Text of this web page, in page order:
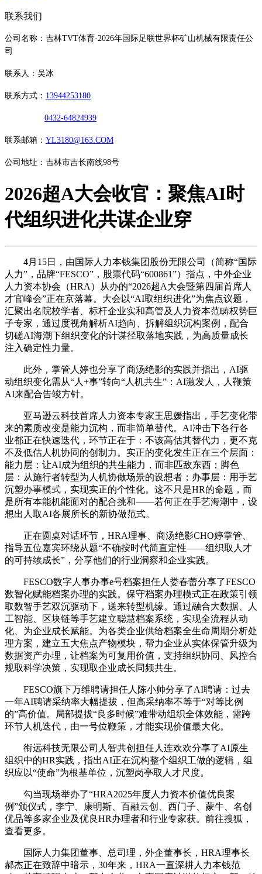
联系我们
公司名称：吉林TVT体育·2026年国际足联世界杯矿山机械有限责任公
司
联系人：吴冰
联系方式： 13944253180
0432-64824939
联系邮箱： YL3180@163.COM
公司地址：吉林市吉长南线98号
2026超A大会收官：聚焦AI时
代组织进化共谋企业穿
4月15日，由国际人力本钱集团股份无限公司（简称“国际
人力”，品牌“FESCO”，股票代码“600861”）指点，中外企业
人力资本协会（HRA）从办的“2026超A大会暨第四届首席人
才官峰会”正在京落幕。大会以“AI取组织进化”为焦点议题，
汇聚出名院校学者、标杆企业实和高管及人力资本范畴权势巨
子专家，通过度视角解析AI趋向、拆解组织沉构案例，配合
切磋AI海潮下组织变化的计谋径取落地实践，为高质量成长
注入确定性力量。
此外，掌管人婷也分享了商汤绝影的实践并指出，AI驱
动组织变化需从“人+事”转向“人机共生”：AI激发人，人鞭策
AI来配合告竣方针。
亚马逊云科技首席人力资本专家王思媛指出，手艺变化带
来的素质改变是能力沉构，而非简单替代。AI冲击下各行各
业都正在快速迭代，环节正在于：不该高估其替代力，更不克
不及低估人机协同的创制力。实正的变化发生正在三个层面：
能力层：让AI成为组织的共生能力，而非匹敌东西；脚色
层：从施行者转型为人机协做场景的设想者；办事层：用手艺
沉塑办事模式，实现实正的个性化。这不只是HR的命题，而
是所有本能机能面对的配合挑和——若何正在手艺海潮中，设
想出人取AI各展所长的新协做范式。
正在圆桌对话环节，HRA理事、商汤绝影CHO婷掌管、
指导五位嘉宾环绕从题“不确按时代简直定性——组织取人才
的可持续成长”，分享他们的行业洞察和企业实践。
FESCO数字人事办事e号档案担任人娄春蕾分享了FESCO
数智化赋能档案办理的实践。保守档案办理模式正在政策引领
取数智手艺双沉驱动下，送来转型机缘。通过融合大数据、人
工智能、区块链等手艺建立聪慧档案系统，实现全流程从动
化、为企业成长赋能。为各类企业供给档案全生命周期分析处
理方案，建立五大焦点产物模块，帮力企业从实体保管升级为
数据资产办理，让档案为可复用价值，支持组织协同、风控合
规取科学决策，实现取企业成长同频共生。
FESCO旗下万维聘请担任人陈小帅分享了AI聘请：过去
一年AI聘请采纳率大幅提拔，但高采纳率不等于“对等比例
的”高价值。局部提拔“良多时候”难带动组织全体效能，需跨
环节人机迭代，由一号位鞭策，才能实现价值最大化。
衔远科技无限公司人智共创担任人连欢欢分享了AI原生
组织中的HR实践，指出AI正在沉构整个组织工做的逻辑，组
织应以“使命”为根基单位，沉塑岗亭取人才尺度。
勾当现场举办了“HRA2025年度人力资本价值优良案
例”颁仪式，李宁、康明斯、百融云创、西门子、蒙牛、名创
优品等多家企业及优良HR办理者和行业专家获。前往搜狐，
查看更多。
国际人力集团董事、总司理，外企董事长，HRA理事长
郝杰正在致辞中暗示，30年来，HRA一直深耕人力本钱范